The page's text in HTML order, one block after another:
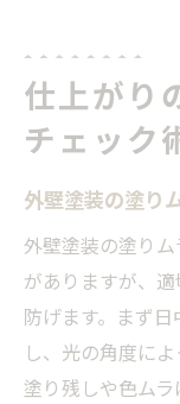
仕上がり
チェック
外壁塗装の塗り
外壁塗装の塗り
がありますが、
防げます。まず
し、光の角度に
塗り残しや色ム